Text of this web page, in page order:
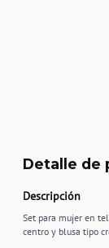
Detalle de
Descripción
Set para mujer en
centro y blusa tipo